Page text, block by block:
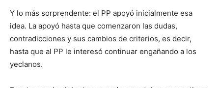
Y lo más sorprendente: el PP apoyó inicialmente esa
idea. La apoyó hasta que comenzaron las dudas,
contradicciones y sus cambios de criterios, es decir,
hasta que al PP le interesó continuar engañando a los
yeclanos.